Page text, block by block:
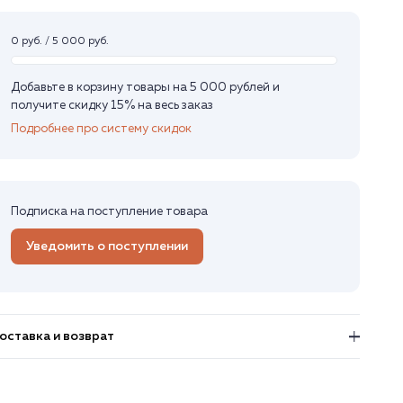
0 руб. / 5 000 руб.
Добавьте в корзину товары на 5 000 рублей и
получите скидку 15% на весь заказ
Подробнее про систему скидок
Подписка на поступление товара
Уведомить о поступлении
и возврат